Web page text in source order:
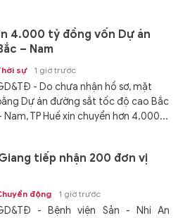
4.000 tỷ đồng vốn Dự án
– Nam
sự 1 giờ trước
- Do chưa nhận hồ sơ, mặt
Dự án đường sắt tốc độ cao Bắc
Nam, TP Huế xin chuyển hơn 4.000...
tiếp nhận 200 đơn vị
động 1 giờ trước
- Bệnh viện Sản - Nhi An